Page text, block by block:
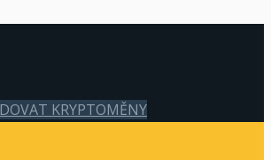
KRYPTOMĚNY